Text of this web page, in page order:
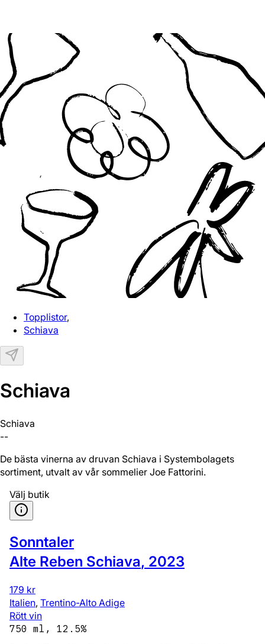
Topplistor,
Schiava
Schiava
Schiava
--
De bästa vinerna av druvan Schiava i Systembolagets
sortiment, utvalt av vår sommelier Joe Fattorini.
Välj butik
Sonntaler
Alte Reben Schiava, 2023
179 kr
Italien, Trentino-Alto Adige
Rött vin
750 ml, 12.5%